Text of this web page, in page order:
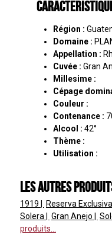
Région :
Domaine :
Appellation :
Cuvée : Gran
Millesime :
Cépage
Couleur :
Contenance :
Alcool : 42°
Thème :
Utilisation :
Les autres
1919 Reserva Exclusiva
Solera
Gran Anejo
produits...